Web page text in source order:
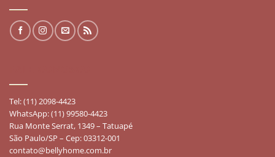
Tel: (11) 2098-4423
WhatsApp: (11) 99580-4423
Rua Monte Serrat, 1349 – Tatuapé
São Paulo/SP – Cep: 03312-001
contato@bellyhome.com.br